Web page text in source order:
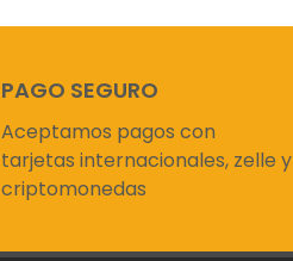
PAGO SEGURO
Aceptamos pagos con
tarjetas internacionales, zelle y
criptomonedas